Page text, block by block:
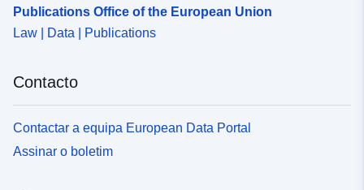
uriRef:
Publications Office of the European Union
Law | Data | Publications
Contacto
Contactar a equipa European Data Portal
Assinar o boletim